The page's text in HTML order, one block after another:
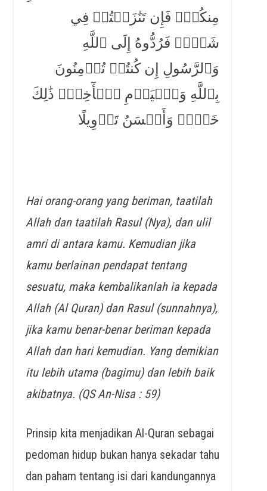
مِنكُمۡۖ فَإِن تَنَٰزَعۡتُمۡ فِي
شَيۡءٖ فَرُدُّوهُ إِلَى ٱللَّهِ
وَٱلرَّسُولِ إِن كُنتُمۡ تُؤۡمِنُونَ
بِٱللَّهِ وَٱلۡيَوۡمِ ٱلۡأٓخِرِۚ ذَٰلِكَ
خَيۡرٞ وَأَحۡسَنُ تَأۡوِيلًا
Hai orang-orang yang beriman, taatilah
Allah dan taatilah Rasul (Nya), dan ulil
amri di antara kamu. Kemudian jika
kamu berlainan pendapat tentang
sesuatu, maka kembalikanlah ia kepada
Allah (Al Quran) dan Rasul (sunnahnya),
jika kamu benar-benar beriman kepada
Allah dan hari kemudian. Yang demikian
itu lebih utama (bagimu) dan lebih baik
akibatnya. (QS An-Nisa : 59)
Prinsip kita menjadikan Al-Quran sebagai
pedoman hidup bukan hanya sekadar tahu
dan paham tentang isi dari kandungannya